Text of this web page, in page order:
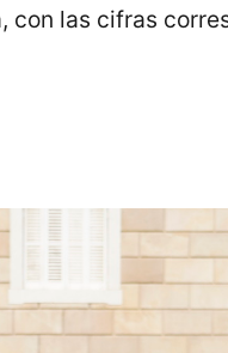
con las cifras